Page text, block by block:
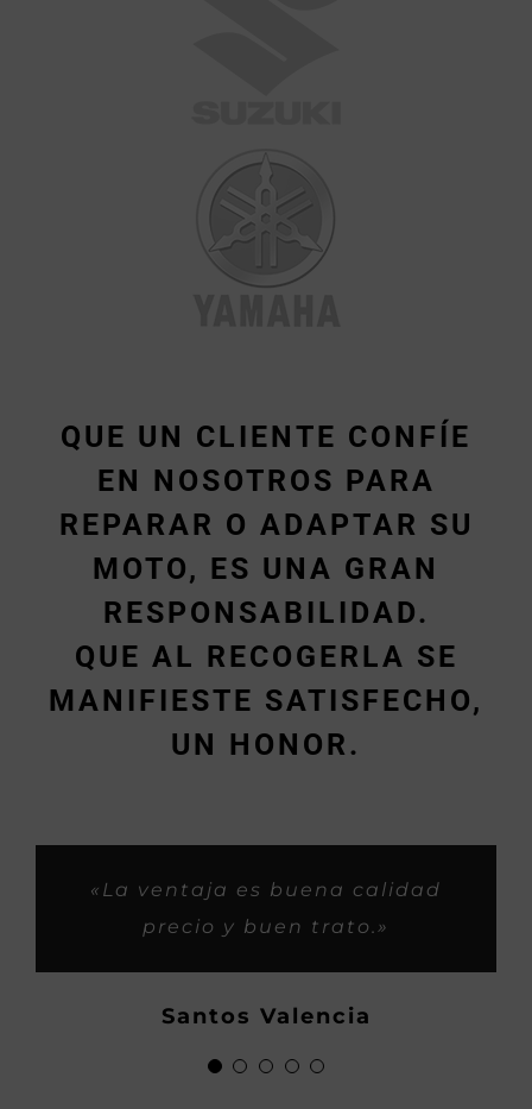
QUE UN CLIENTE CONFÍE
EN NOSOTROS PARA
REPARAR O ADAPTAR SU
MOTO, ES UNA GRAN
RESPONSABILIDAD.
QUE AL RECOGERLA SE
MANIFIESTE SATISFECHO,
UN HONOR.
«La ventaja es buena calidad
precio y buen trato.»
Santos Valencia
«Siempre me habeis tratado
super bien, como si fueramos
grandes, saludos y mucho
gassss.»
«Son buenos profesionales y
con iniciativa buena para los
«Muy rápidos y buen trabajo.»
Hector
«Trabajos espectaculares y
rapidos, gasss.»
Demetrio P.